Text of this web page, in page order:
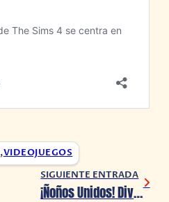
,VIDEOJUEGOS
SIGUIENTE ENTRADA
¡Ñoños Unidos! Diversos fandoms se unen para apoyar a Annie Rojas